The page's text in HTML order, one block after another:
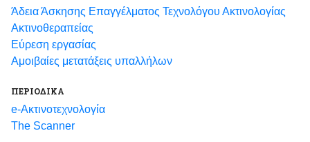
Άδεια Άσκησης Επαγγέλματος Τεχνολόγου Ακτινολογίας
Ακτινοθεραπείας
Εύρεση εργασίας
Αμοιβαίες μετατάξεις υπαλλήλων
ΠΕΡΙΟΔΙΚΑ
e-Ακτινοτεχνολογία
The Scanner